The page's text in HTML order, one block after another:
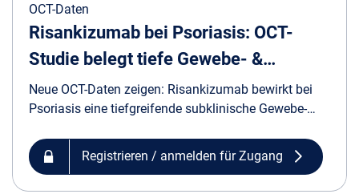
OCT-Daten
Risankizumab bei Psoriasis: OCT-
Studie belegt tiefe Gewebe- &
Gefäßnormalisierung
Neue OCT-Daten zeigen: Risankizumab bewirkt bei
Psoriasis eine tiefgreifende subklinische Gewebe-
hinausgeht und sich kontinuierlich fortsetzt.
Registrieren / anmelden für Zugang